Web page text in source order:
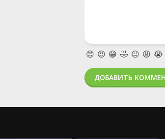
😊 😍 😁 🤣 😐 😩 😭
ДОБАВИТЬ